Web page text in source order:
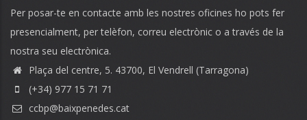
Per posar-te en contacte amb les nostres oficines ho pots fer
presencialment, per telèfon, correu electrònic o a través de la
nostra seu electrònica.
Plaça del centre, 5. 43700, El Vendrell (Tarragona)
(+34) 977 15 71 71
ccbp@baixpenedes.cat